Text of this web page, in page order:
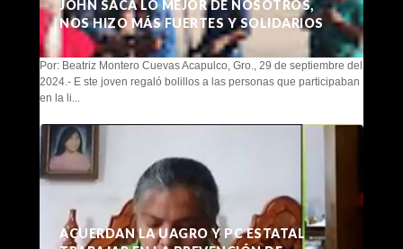
JOHN SACA LO MEJOR DE NOSOTROS,
NOS HIZO MÁS FUERTES Y SOLIDARIOS
Por: Beatriz Montero Cuevas Acapulco, Gro., 29 de septiembre del
2024.- E ste joven regaló bolillos a las personas que participaban
en la li...
ACUERDAN LA UAGRO Y PC ESTATAL